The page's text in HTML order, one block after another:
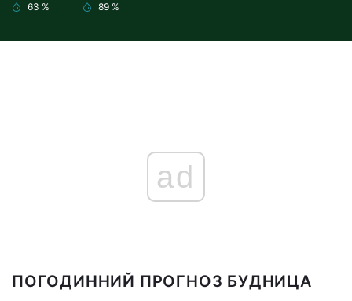
63 %
89 %
ad
ПОГОДИННИЙ ПРОГНОЗ БУДНИЦА